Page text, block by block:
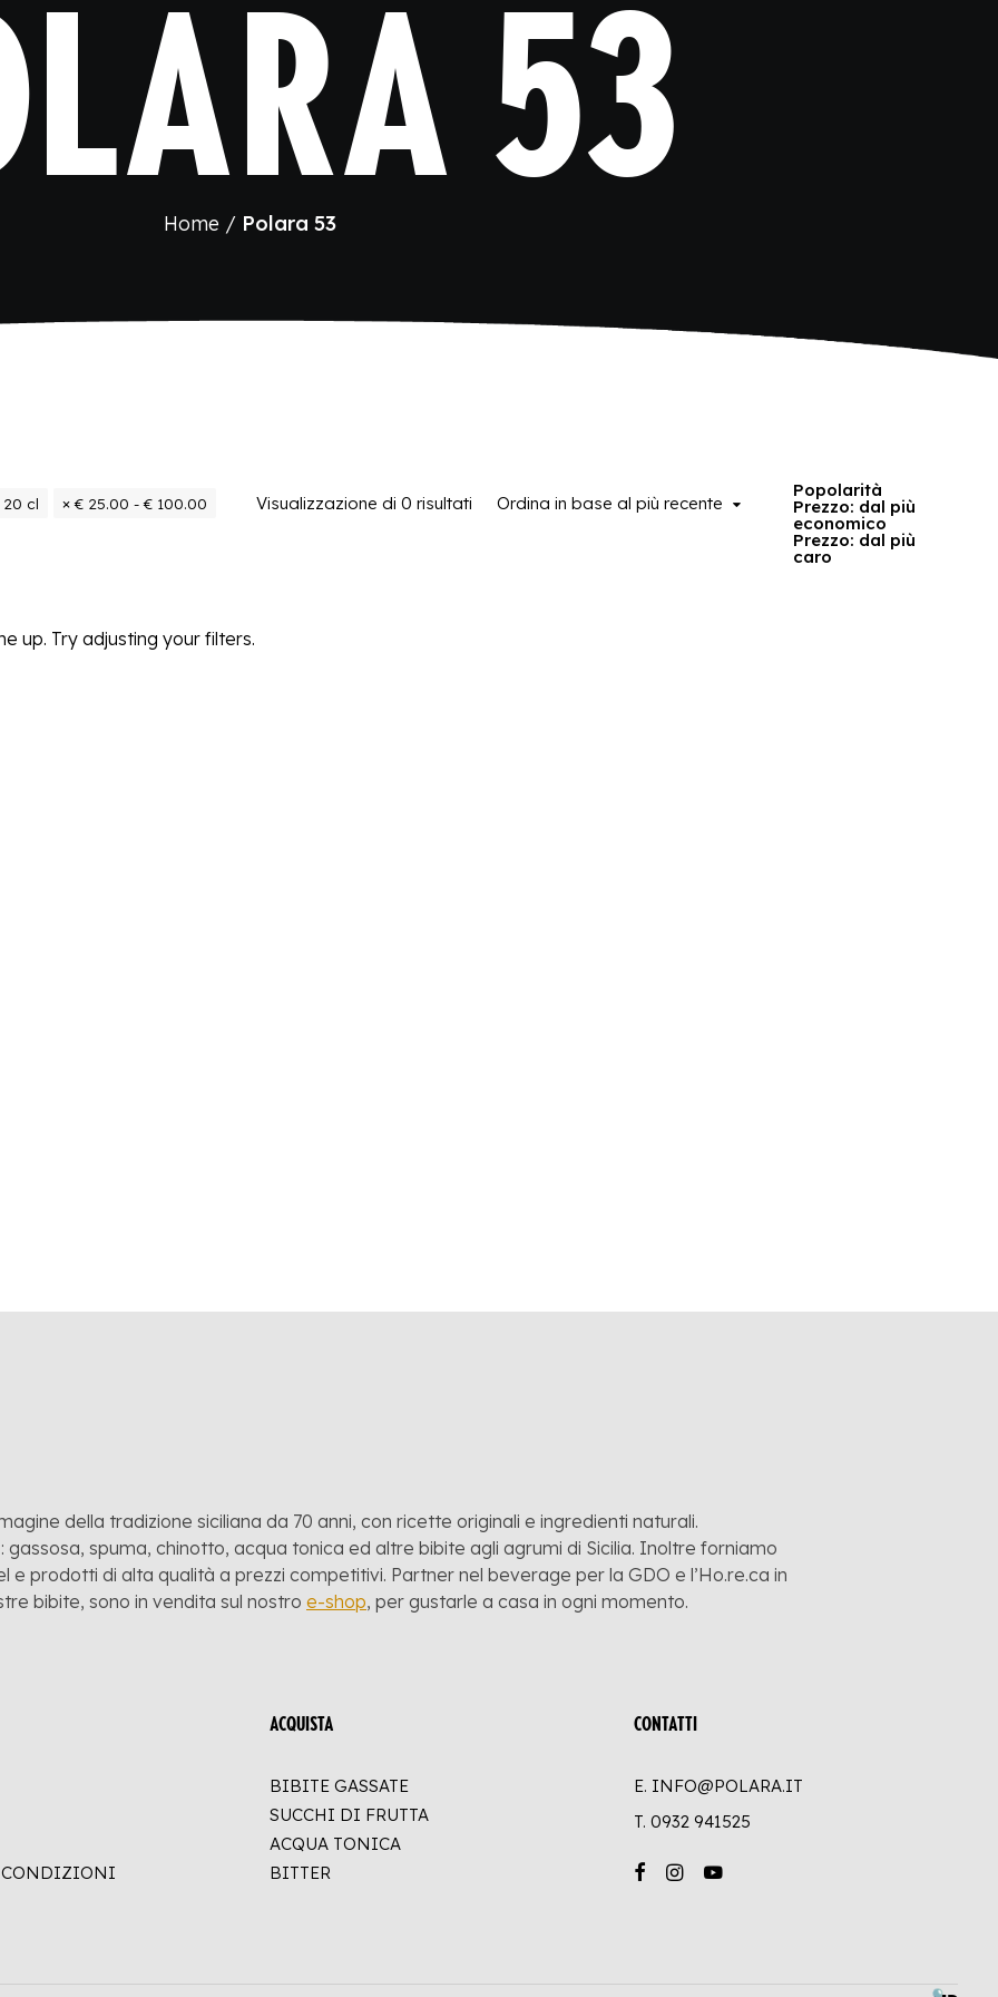
53
Home Polara 53
Ordina in base al più recente
Popolarità
Prezzo: dal più
economico
Prezzo: dal più
caro
Visualizzazione di 0 risultati Ordina in base al più recente
cl € 25.00 -€ 100.00
up. Try adjusting your filters.
della tradizione siciliana da 70 anni, con ricette originali e ingredienti naturali.
spuma, chinotto, acqua tonica ed altre bibite agli agrumi di Sicilia. Inoltre forniamo
e prodotti di alta qualità a prezzi competitivi. Partner nel beverage per la GDO e l’Ho.re.ca in
bibite, sono in vendita sul nostro e-shop, per gustarle a casa in ogni momento.
ACQUISTA
BIBITE GASSATE
SUCCHI DI FRUTTA
ACQUA TONICA
BITTER
CONTATTI
E. INFO@POLARA.IT
T. 0932 941525